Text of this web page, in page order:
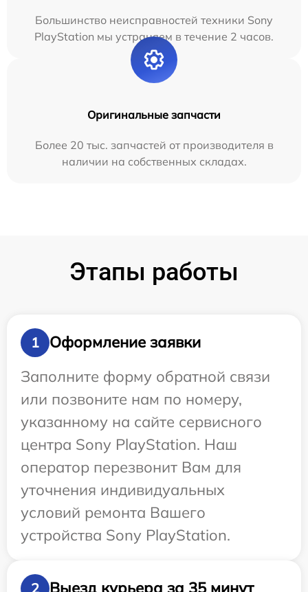
Большинство неисправностей техники Sony
PlayStation мы устраняем в течение 2 часов.
Оригинальные запчасти
Более 20 тыс. запчастей от производителя в
наличии на собственных складах.
Этапы работы
1
Оформление заявки
Заполните форму обратной связи
или позвоните нам по номеру,
указанному на сайте сервисного
центра Sony PlayStation. Наш
оператор перезвонит Вам для
уточнения индивидуальных
условий ремонта Вашего
устройства Sony PlayStation.
2 Выезд курьера за 35 минут